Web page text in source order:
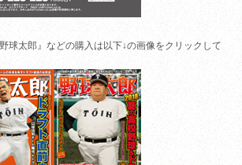
球太郎』などの購入は以下↓の画像をクリックして